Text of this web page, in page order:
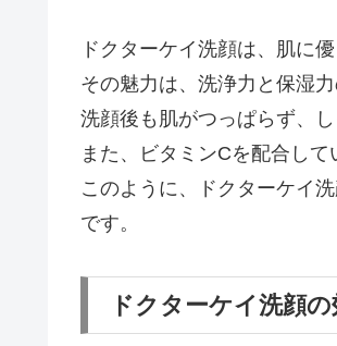
ドクターケイ洗顔は、肌に
その魅力は、洗浄力と保湿
洗顔後も肌がつっぱらず、
また、ビタミンCを配合し
このように、ドクターケイ
です。
ドクターケイ洗顔